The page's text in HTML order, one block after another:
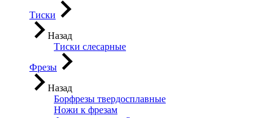
Тиски
Назад
Тиски слесарные
Фрезы
Назад
Борфрезы твердосплавные
Ножи к фрезам